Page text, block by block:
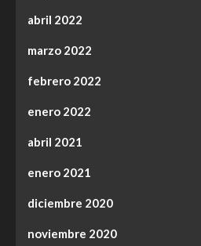
abril 2022
marzo 2022
febrero 2022
enero 2022
abril 2021
enero 2021
diciembre 2020
noviembre 2020